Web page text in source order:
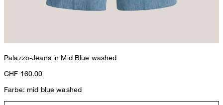
Palazzo-Jeans in Mid Blue washed
CHF 160.00
Farbe: mid blue washed